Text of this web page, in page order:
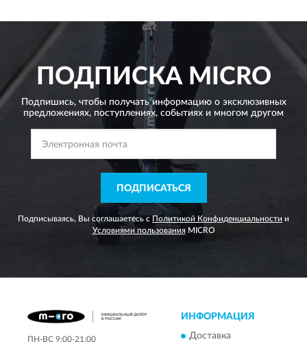
ПОДПИСКАMICRO
Подпишись, чтобы получать информацию о эксклюзивных
предложениях, поступлениях, событиях и многом другом
ПОДПИСАТЬСЯ
Подписываясь, Вы соглашаетесь с Политикой Конфиденциальности и
Условиями пользованияMICRO
ПН-ВС 9:00-21:00
ИНФОРМАЦИЯ
Доставка